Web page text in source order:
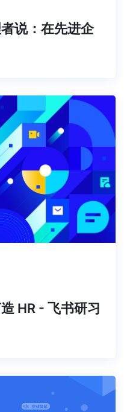
说：在先进企
HR - 飞书研习